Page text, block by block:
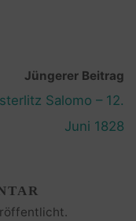
Jüngerer Beitrag
Salomo – 12.
Juni 1828